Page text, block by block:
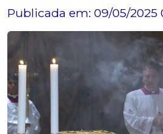
Publicada em: 09/05/2025